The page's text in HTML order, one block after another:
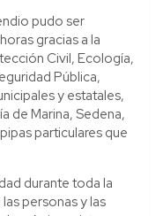
pudo ser
gracias a la
Civil, Ecología,
Pública,
y estatales,
de Marina, Sedena,
particulares que
durante toda la
personas y las